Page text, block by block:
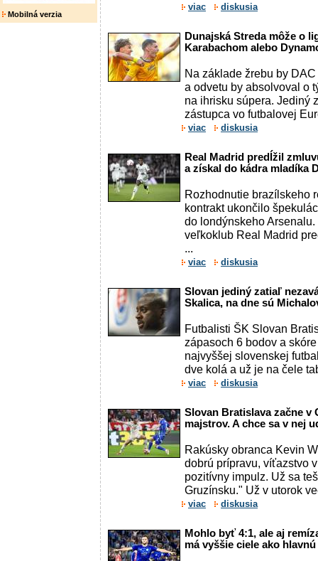
Mobilná verzia
viac diskusia
Dunajská Streda môže o
Karabachom alebo
Na základe žrebu by
a odvetu by absolvoval o
na ihrisku súpera. Jediný
zástupca vo futbalovej
viac diskusia
Real Madrid predĺžil
a získal do kádra mladíka
Rozhodnutie brazílskeho
kontrakt ukončilo
do londýnskeho
veľkoklub Real Madrid
...
viac diskusia
Slovan jediný zatiaľ
Skalica, na dne sú
Futbalisti ŠK Slovan
zápasoch 6 bodov a
najvyššej slovenskej
dve kolá a už je na čele
viac diskusia
Slovan Bratislava začne v
majstrov. A chce sa v nej
Rakúsky obranca Kevin
dobrú prípravu, víťazstvo
pozitívny impulz. Už sa
Gruzínsku." Už v utorok
viac diskusia
Mohlo byť 4:1, ale aj
má vyššie ciele ako